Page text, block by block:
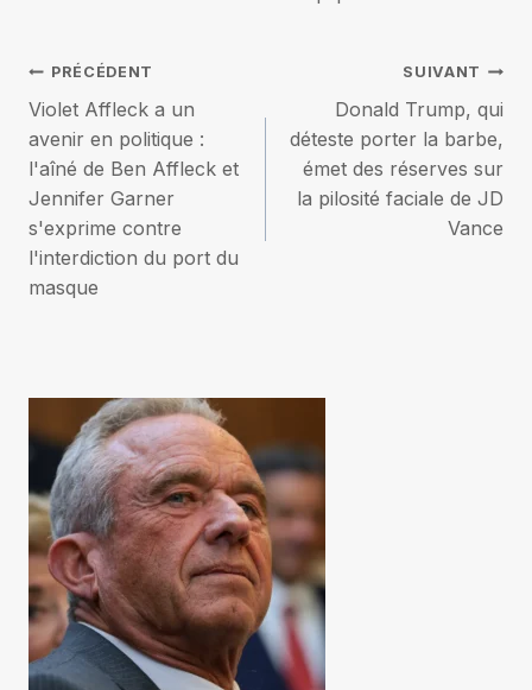
Navigation
de
l’article
PRÉCÉDENT
Violet Affleck a un
avenir en politique :
l'aîné de Ben Affleck et
Jennifer Garner
s'exprime contre
l'interdiction du port du
masque
SUIVANT
Donald Trump, qui
déteste porter la barbe,
émet des réserves sur
la pilosité faciale de JD
Vance